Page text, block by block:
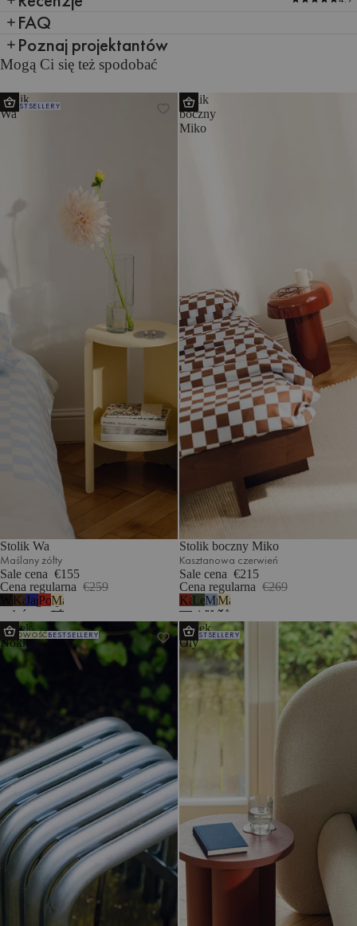
FAQ
Poznaj projektantów
Mogą Ci się też spodobać
Stolik
Wa
BESTSELLERY
Stolik Wa
Maślany żółty
Sale cena €155
Cena regularna €259
Wulkaniczna
czerń
Kakaowy
brąz
Jagodowy
mus
Pomidorowa
czerwień
Maślany
żółty
Stolik
boczny
Miko
Stolik boczny Miko
Kasztanowa czerwień
Sale cena €215
Cena regularna €269
Kasztanowa
czerwień
Leśna
zieleń
Mroźny
błękit
Maślany
żółty
Stołek
Nokk
NOWOŚĆBESTSELLERY
Stołek
Oly
BESTSELLERY